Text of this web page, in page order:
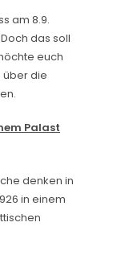
am 8.9.
das soll
euch
über die
Palast
denken in
in einem